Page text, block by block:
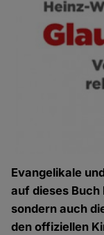
Evangelikale
auf dieses Buch
sondern auch
den offiziellen